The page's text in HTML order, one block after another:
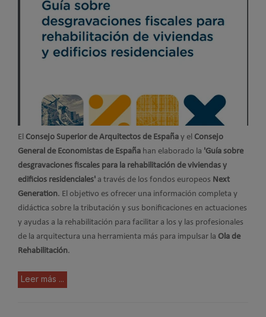
El Consejo Superior de Arquitectos de España y el Consejo
General de Economistas de España han elaborado la 'Guía sobre
desgravaciones fiscales para la rehabilitación de viviendas y
edificios residenciales' a través de los fondos europeos Next
Generation. El objetivo es ofrecer una información completa y
didáctica sobre la tributación y sus bonificaciones en actuaciones
y ayudas a la rehabilitación para facilitar a los y las profesionales
de la arquitectura una herramienta más para impulsar la Ola de
Rehabilitación.
Leer más ...